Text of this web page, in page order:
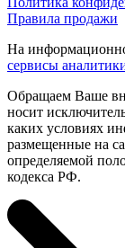
Правила продажи
На
сервисы
Обращаем Ваше
носит
каких условиях
размещенные на
определяемой
кодекса РФ.